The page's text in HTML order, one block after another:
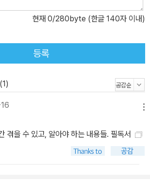
현재 0/280byte (한글 140자 이내)
등록
겪을 수 있고, 알아야 하는 내용들. 필독서